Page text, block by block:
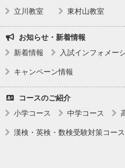
立川教室 東村山教室
お知らせ・新着情報
新着情報
入試インフォメー
キャンペーン情報
コースのご紹介
小学コース
中学コース
漢検・英検・数検受験対策コース